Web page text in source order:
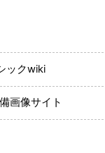
ックwiki
画像サイト